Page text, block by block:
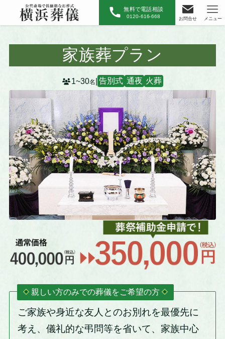
無料で電話相談
0120-616-668 お問合せ メニュー
家族葬プラン
1~30名 告別式 通夜 火葬
親しい方のみでの葬儀をご希望の方
ご家族や身近な友人とのお別れを最優先に
考え、儀礼的な弔問等を省いて、家族中心